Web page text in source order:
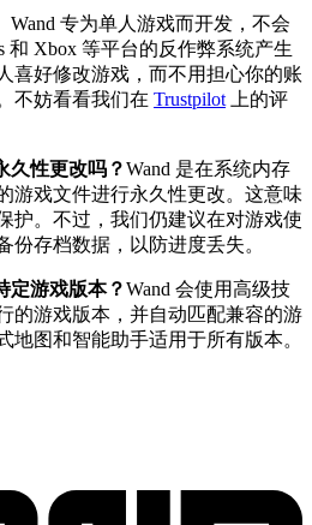
Wand 专为单人游戏而开发，不会
和 Xbox 等平台的反作弊系统产生
喜好修改游戏，而不用担心你的账
不妨看看我们在 Trustpilot 上的评
久性更改吗？Wand 是在系统内存
游戏文件进行永久性更改。这意味
护。不过，我们仍建议在对游戏使
份存档数据，以防进度丢失。
定游戏版本？Wand 会使用高级技
的游戏版本，并自动匹配兼容的游
地图和智能助手适用于所有版本。